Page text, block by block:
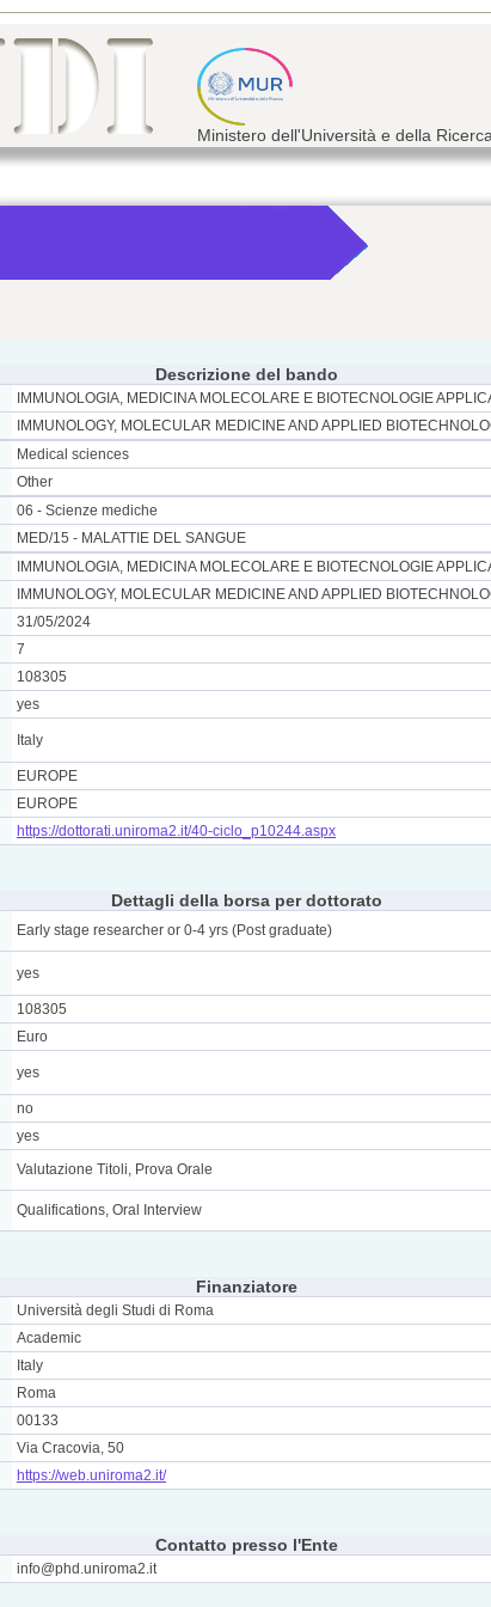
Ministero dell'Università e della Ricerca
Descrizione del bando
IMMUNOLOGIA, MEDICINA MOLECOLARE E BIOTECNOLOGIE
IMMUNOLOGY, MOLECULAR MEDICINE AND APPLIED
Medical sciences
Other
06 - Scienze mediche
MED/15 - MALATTIE DEL SANGUE
IMMUNOLOGIA, MEDICINA MOLECOLARE E BIOTECNOLOGIE
IMMUNOLOGY, MOLECULAR MEDICINE AND APPLIED
31/05/2024
7
108305
yes
Italy
EUROPE
EUROPE
https://dottorati.uniroma2.it/40-ciclo_p10244.aspx
Dettagli della borsa per dottorato
Early stage researcher or 0-4 yrs (Post graduate)
yes
108305
Euro
yes
no
yes
Valutazione Titoli, Prova Orale
Qualifications, Oral Interview
Finanziatore
Università degli Studi di Roma
Academic
Italy
Roma
00133
Via Cracovia, 50
https://web.uniroma2.it/
Contatto presso l'Ente
info@phd.uniroma2.it